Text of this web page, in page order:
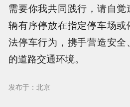
需要你我共同践行，请自
辆有序停放在指定停车场
法停车行为，携手营造安
的道路交通环境。
发布于：北京